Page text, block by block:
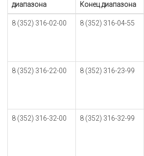
диапазона
Конец диапазона
8 (352) 316-02-00 8 (352) 316-04-55
8 (352) 316-22-00 8 (352) 316-23-99
8 (352) 316-32-00 8 (352) 316-32-99